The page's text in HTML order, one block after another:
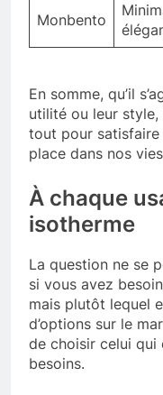
Monbento
En somme, qu’il
utilité ou leur
tout pour
place dans nos
À chaque
isotherme
La question ne se
si vous avez
mais plutôt lequel
d’options sur le
de choisir celui
besoins.